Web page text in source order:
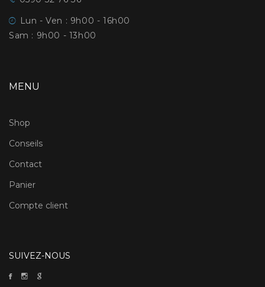
Lun - Ven : 9h00 - 16h00
Sam : 9h00 - 13h00
MENU
Shop
Conseils
Contact
Panier
Compte client
SUIVEZ-NOUS